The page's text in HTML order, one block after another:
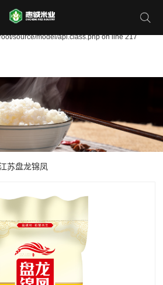
wwwroot/source/cache/
source/model/api.class.php on line 217
苏盘龙锦凤